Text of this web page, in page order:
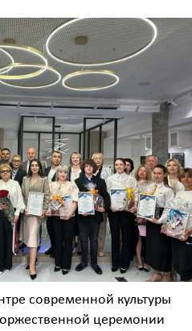
современной культуры
церемонии